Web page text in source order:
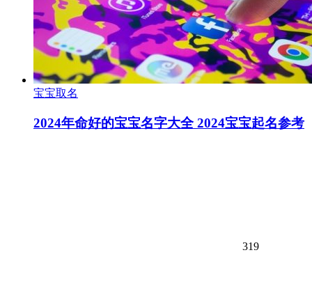
宝宝取名
2024年命好的宝宝名字大全 2024宝宝起名参考
319